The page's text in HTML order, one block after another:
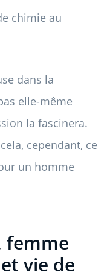
chimie au
dans la
elle-même
la fascinera.
cependant, ce
un homme
femme
vie de